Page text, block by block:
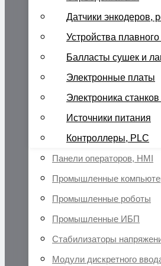
Датчики энкодеров,
Устройства плавного
Балласты сушек и
Электронные платы
Электроника
Источники питания
Контроллеры, PLC
Панели операторов, HMI
Промышленные
Промышленные роботы
Промышленные ИБП
Стабилизаторы
Модули дискретного